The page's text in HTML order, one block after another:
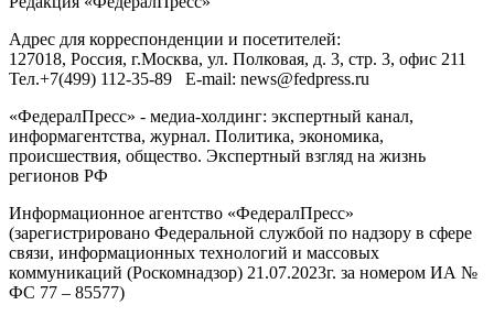
Адрес для корреспонденции и посетителей:
127018, Россия, г.Москва, ул. Полковая, д. 3, стр. 3, офис 211
Тел.+7(499) 112-35-89 E-mail: news@fedpress.ru
«ФедералПресс» - медиа-холдинг: экспертный канал,
информагентства, журнал. Политика, экономика,
происшествия, общество. Экспертный взгляд на жизнь
регионов РФ
Информационное агентство «ФедералПресс»
(зарегистрировано Федеральной службой по надзору в сфере
связи, информационных технологий и массовых
коммуникаций (Роскомнадзор) 21.07.2023г. за номером ИА №
ФС 77 – 85577)